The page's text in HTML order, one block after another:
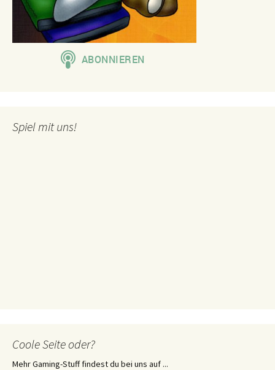
Spiel mit uns!
Coole Seite oder?
Mehr Gaming-Stuff findest du bei uns auf ...